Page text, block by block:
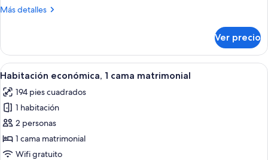
cama
and
Play)
Más detalles
Más
superior,
cama
(Plug
and
Play)
Ver precio
Abrir
todas
las
fotos
de
Habitación
económica,
Una habitación de hotel con una
6
Habitación económica, 1 cama matrimonial
194 pies cuadrados
1 habitación
2 personas
1 cama matrimonial
Wifi gratuito